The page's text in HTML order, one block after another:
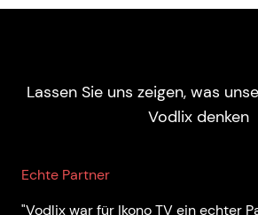
Lassen Sie uns zeigen, was
Vodlix denken
Echte Partner
"Vodlix war für Ikono TV ein echter